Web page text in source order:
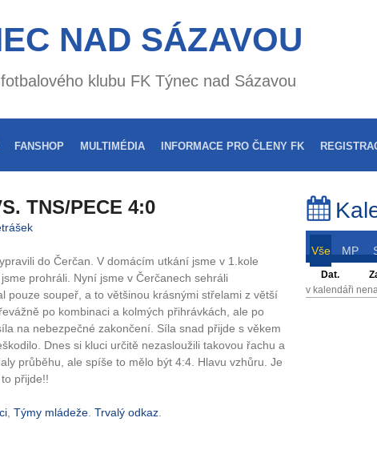
NAD SÁZAVOU
klubu FK Týnec nad Sázavou
FANSHOP MULTIMÉDIA INFORMACE PRO ČLENY FK
TNS/PECE 4:0
do Čerčan. V domácím utkání jsme v 1.kole
prohráli. Nyní jsme v Čerčanech sehráli
pouze soupeř, a to většinou krásnými střelami z větší
po kombinaci a kolmých přihrávkách, ale po
na nebezpečné zakončení. Síla snad přijde s věkem
Dnes si kluci určitě nezasloužili takovou řachu a
průběhu, ale spíše to mělo být 4:4. Hlavu vzhůru. Je
přijde!!
Týmy mládeže Trvalý odkaz
Vše MP
Dat.
v kalendáři